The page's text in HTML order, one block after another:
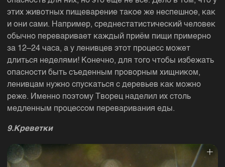
этих животных пищеварение такое же неспешное, как
и они сами. Например, среднестатистический человек
обычно переваривает каждый приём пищи примерно
за 12–24 часа, а у ленивцев этот процесс может
длиться неделями! Конечно, для того чтобы избежать
опасности быть съеденным проворным хищником,
ленивцам нужно спускаться с деревьев как можно
реже. Именно поэтому Творец наделил их столь
медленным процессом переваривания еды.
9.Креветки